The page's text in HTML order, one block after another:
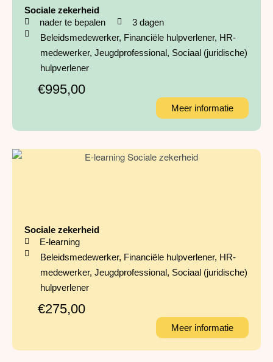
Sociale zekerheid
nader te bepalen
3 dagen
Beleidsmedewerker, Financiële hulpverlener, HR-
medewerker, Jeugdprofessional, Sociaal (juridische)
hulpverlener
€995,00
Meer informatie
Sociale zekerheid
E-learning
Beleidsmedewerker, Financiële hulpverlener, HR-
medewerker, Jeugdprofessional, Sociaal (juridische)
hulpverlener
€275,00
Meer informatie